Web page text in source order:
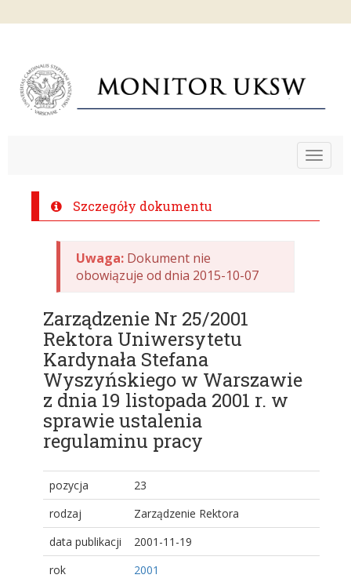
Toggle
Szczegóły dokumentu
Uwaga: Dokument nie
obowiązuje od dnia 2015-10-07
Zarządzenie Nr 25/2001
Rektora Uniwersytetu
Kardynała Stefana
Wyszyńskiego w Warszawie
z dnia 19 listopada 2001 r. w
sprawie ustalenia
regulaminu pracy
pozycja
23
rodzaj
Zarządzenie Rektora
data publikacji
2001-11-19
rok
2001